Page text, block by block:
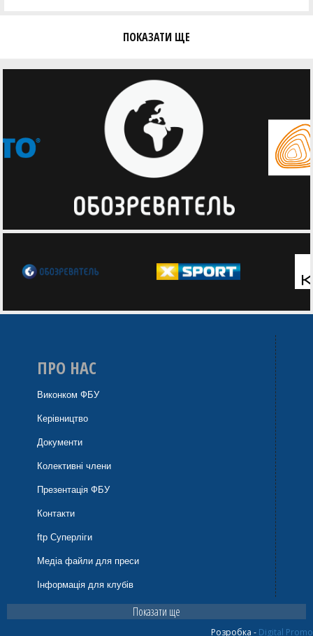
ПОКАЗАТИ ЩЕ
ПРО НАС
Виконком ФБУ
Керівництво
Документи
Колективні члени
Презентація ФБУ
Контакти
ftp Суперліги
Медіа файли для преси
Інформація для клубів
Показати ще
Розробка - Digital Promo